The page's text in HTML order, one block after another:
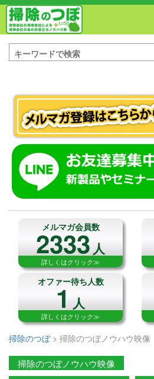
メルマガ会員数
2333人
詳しくはクリック≫
オファー待ち人数
1人
詳しくはクリック≫
掃除のつぼ> 掃除のつぼノウハウ映像
掃除のつぼノウハウ映像